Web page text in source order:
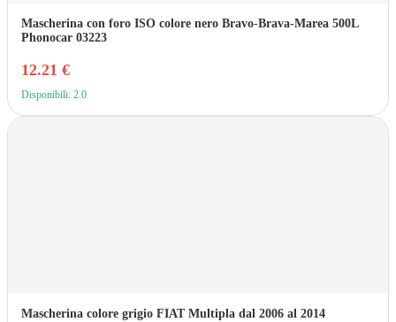
Mascherina con foro ISO colore nero Bravo-Brava-Marea 500L
Phonocar 03223
12.21 €
Disponibili: 2.0
Mascherina colore grigio FIAT Multipla dal 2006 al 2014